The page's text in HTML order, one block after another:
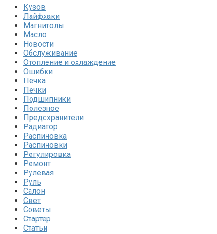
Кузов
Лайфхаки
Магнитолы
Масло
Новости
Обслуживание
Отопление и охлаждение
Ошибки
Печка
Печки
Подшипники
Полезное
Предохранители
Радиатор
Распиновка
Распиновки
Регулировка
Ремонт
Рулевая
Руль
Салон
Свет
Советы
Стартер
Статьи